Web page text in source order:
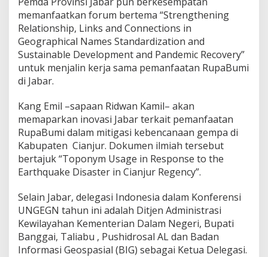
memanfaatkan forum bertema “Strengthening
Relationship, Links and Connections in
Geographical Names Standardization and
Sustainable Development and Pandemic Recovery”
untuk menjalin kerja sama pemanfaatan RupaBumi
di Jabar.
Kang Emil –sapaan Ridwan Kamil– akan
memaparkan inovasi Jabar terkait pemanfaatan
RupaBumi dalam mitigasi kebencanaan gempa di
Kabupaten Cianjur. Dokumen ilmiah tersebut
bertajuk “Toponym Usage in Response to the
Earthquake Disaster in Cianjur Regency”.
Selain Jabar, delegasi Indonesia dalam Konferensi
UNGEGN tahun ini adalah Ditjen Administrasi
Kewilayahan Kementerian Dalam Negeri, Bupati
Banggai, Taliabu , Pushidrosal AL dan Badan
Informasi Geospasial (BIG) sebagai Ketua Delegasi.